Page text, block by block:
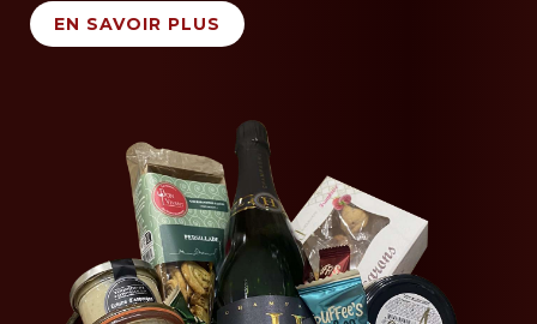
EN SAVOIR PLUS